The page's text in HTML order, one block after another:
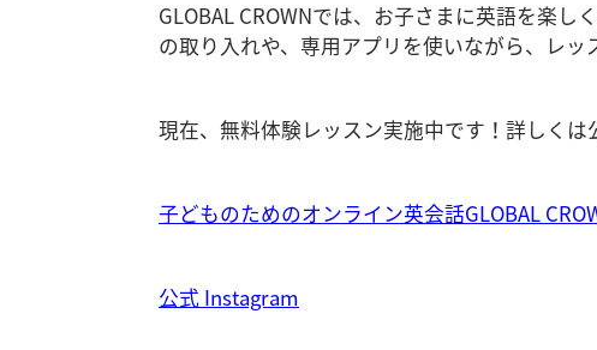
GLOBAL CROWNでは、お子さまに英語を楽
の取り入れや、専用アプリを使いながら、レッ
現在、無料体験レッスン実施中です！詳しくは
子どものためのオンライン英会話GLOBAL
公式 Instagram